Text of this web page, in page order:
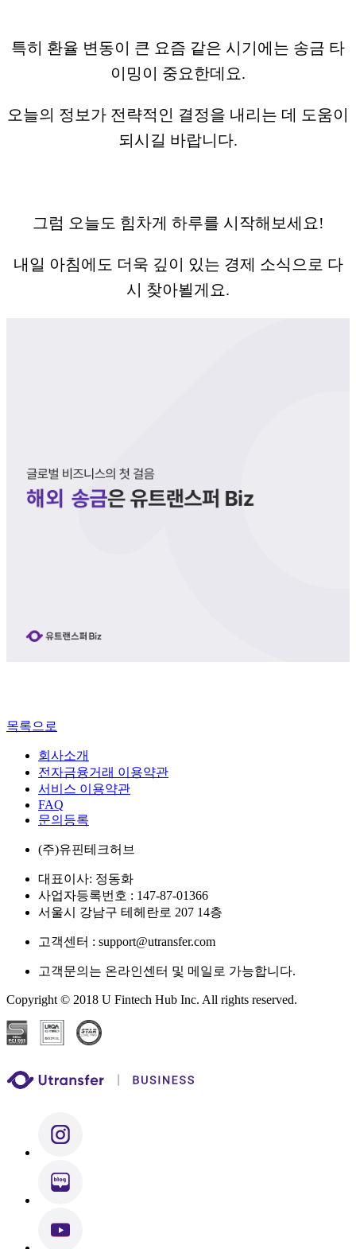
특히 환율 변동이 큰 요즘 같은 시기에는 송금 타
이밍이 중요한데요.
오늘의 정보가 전략적인 결정을 내리는 데 도움이
되시길 바랍니다.
그럼 오늘도 힘차게 하루를 시작해보세요!
내일 아침에도 더욱 깊이 있는 경제 소식으로 다
시 찾아뵐게요.
목록으로
회사소개
전자금융거래 이용약관
서비스 이용약관
FAQ
문의등록
(주)유핀테크허브
대표이사: 정동화
사업자등록번호 : 147-87-01366
서울시 강남구 테헤란로 207 14층
고객센터 : support@utransfer.com
고객문의는 온라인센터 및 메일로 가능합니다.
Copyright © 2018 U Fintech Hub Inc. All rights reserved.